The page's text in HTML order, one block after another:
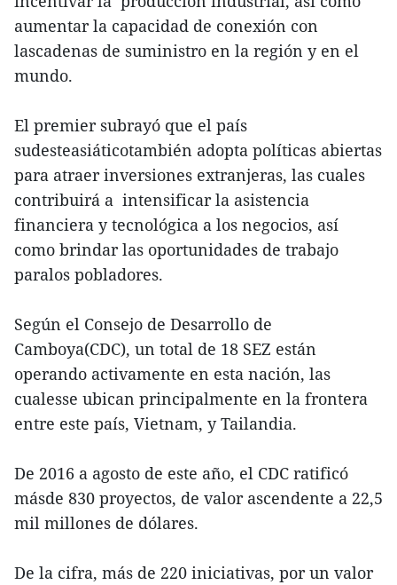
aumentar la capacidad de conexión con
lascadenas de suministro en la región y en el
mundo.
El premier subrayó que el país
sudesteasiáticotambién adopta políticas abiertas
para atraer inversiones extranjeras, las cuales
contribuirá a intensificar la asistencia
financiera y tecnológica a los negocios, así
como brindar las oportunidades de trabajo
paralos pobladores.
Según el Consejo de Desarrollo de
Camboya(CDC), un total de 18 SEZ están
operando activamente en esta nación, las
cualesse ubican principalmente en la frontera
entre este país, Vietnam, y Tailandia.
De 2016 a agosto de este año, el CDC ratificó
másde 830 proyectos, de valor ascendente a 22,5
mil millones de dólares.
De la cifra, más de 220 iniciativas, por un valor